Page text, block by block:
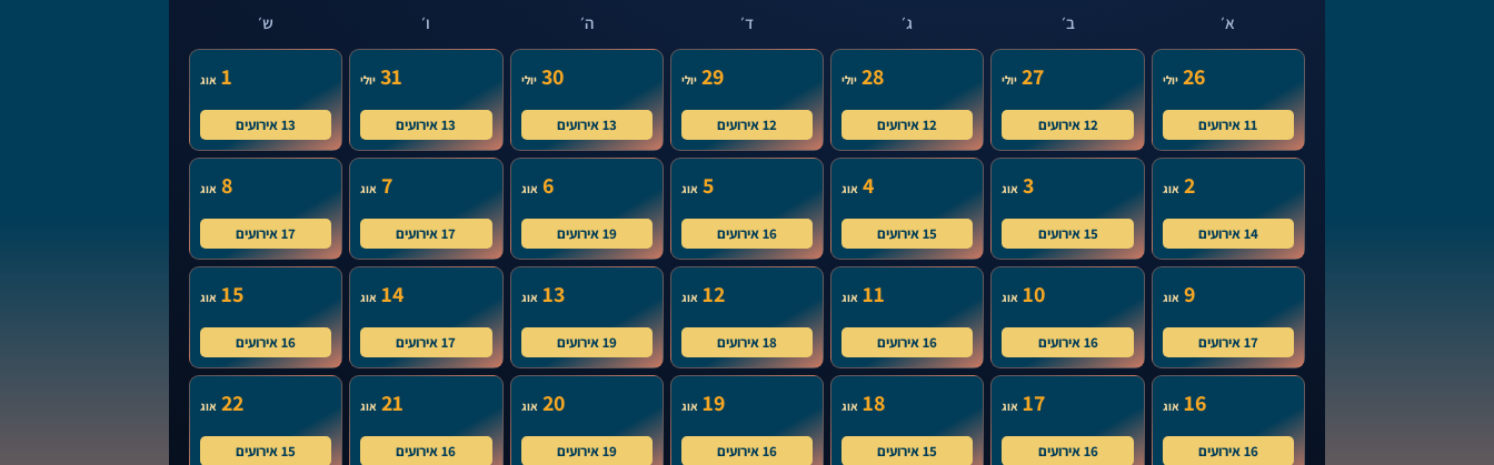
א׳ ב׳ ג׳ ד׳ ה׳ ו׳ ש׳
26 יולי
11 אירועים
27 יולי
12 אירועים
28 יולי
12 אירועים
29 יולי
12 אירועים
30 יולי
13 אירועים
31 יולי
13 אירועים
1 אוג
13 אירועים
2 אוג
14 אירועים
3 אוג
15 אירועים
4 אוג
15 אירועים
5 אוג
16 אירועים
6 אוג
19 אירועים
7 אוג
17 אירועים
8 אוג
17 אירועים
9 אוג
17 אירועים
10 אוג
16 אירועים
11 אוג
16 אירועים
12 אוג
18 אירועים
13 אוג
19 אירועים
14 אוג
17 אירועים
15 אוג
16 אירועים
16 אוג
16 אירועים
17 אוג
16 אירועים
18 אוג
15 אירועים
19 אוג
16 אירועים
20 אוג
19 אירועים
21 אוג
16 אירועים
22 אוג
15 אירועים